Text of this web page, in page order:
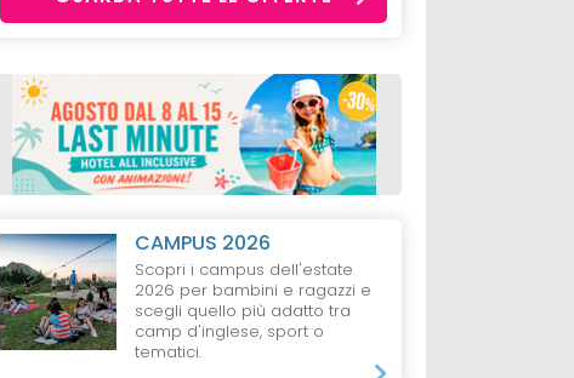
CAMPUS 2026
Scopri i campus dell'estate
2026 per bambini e ragazzi e
scegli quello più adatto tra
camp d'inglese, sport o
tematici.